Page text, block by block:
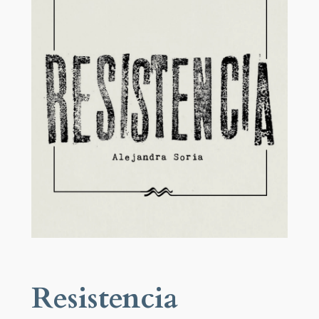
Resistencia